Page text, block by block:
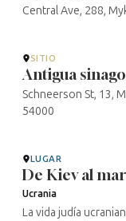
Central Ave, 288,
SITIO
Antigua
Schneerson St, 13,
54000
LUGAR
De Kiev al
Ucrania
La vida judía